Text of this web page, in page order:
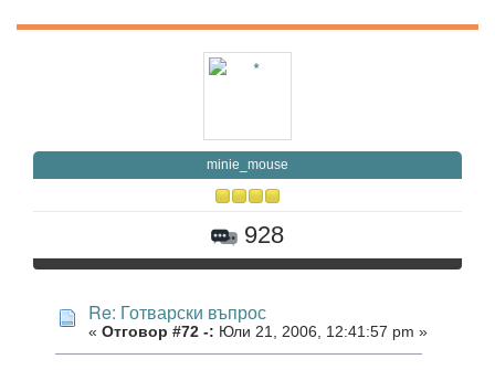
minie_mouse
928
Re: Готварски въпрос
« Отговор #72 -: Юли 21, 2006, 12:41:57 pm »